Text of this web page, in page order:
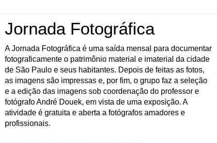
Jornada Fotográfica
A Jornada Fotográfica é uma saída mensal para documentar
fotograficamente o patrimônio material e imaterial da cidade
de São Paulo e seus habitantes. Depois de feitas as fotos,
as imagens são impressas e, por fim, o grupo faz a seleção
e a edição das imagens sob coordenação do professor e
fotógrafo André Douek, em vista de uma exposição. A
atividade é gratuita e aberta a fotógrafos amadores e
profissionais.